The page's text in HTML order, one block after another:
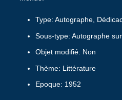
Type: Autographe,
Sous-type: Autographe
Objet modifié: Non
Thème: Littérature
Epoque: 1952